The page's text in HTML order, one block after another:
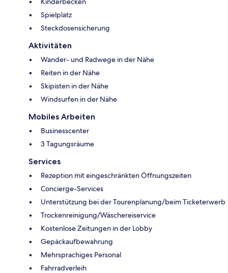
Spielplatz
Steckdosensicherung
Aktivitäten
Wander- und Radwege in der Nähe
Reiten in der Nähe
Skipisten in der Nähe
Windsurfen in der Nähe
Mobiles Arbeiten
Businesscenter
3 Tagungsräume
Services
Rezeption mit eingeschränkten Öffnungszeiten
Concierge-Services
Unterstützung bei der Tourenplanung/beim Ticketerwerb
Trockenreinigung/Wäschereiservice
Kostenlose Zeitungen in der Lobby
Gepäckaufbewahrung
Mehrsprachiges Personal
Fahrradverleih